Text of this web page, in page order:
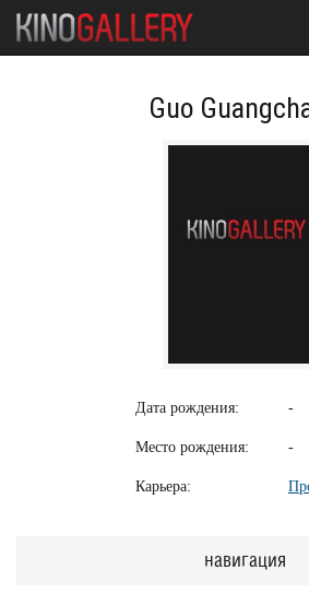
Guo
Дата рождения: -
Место рождения: -
Карьера:
навигация